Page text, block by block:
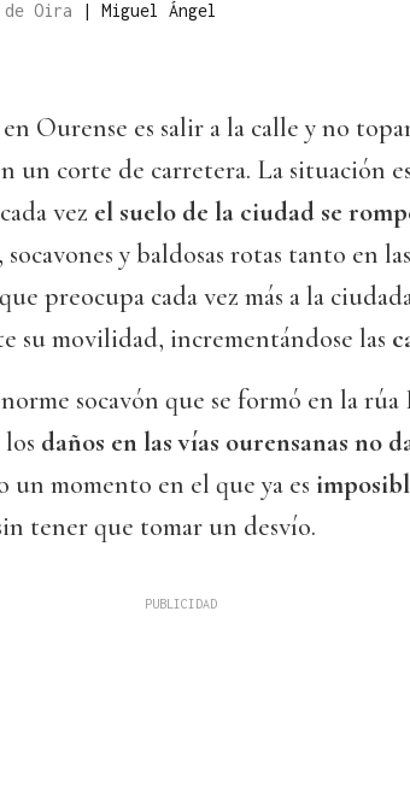
Oira | Miguel Ángel
Ourense es salir a la calle y no
un corte de carretera. La situación
vez el suelo de la ciudad se
, socavones y baldosas rotas tanto en
preocupa cada vez más a la
su movilidad, incrementándose las
socavón que se formó en la rúa
daños en las vías ourensanas no
un momento en el que ya es
tener que tomar un desvío.